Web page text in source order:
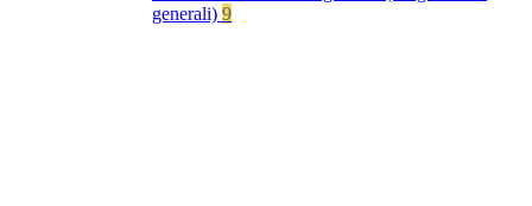
generali) 9